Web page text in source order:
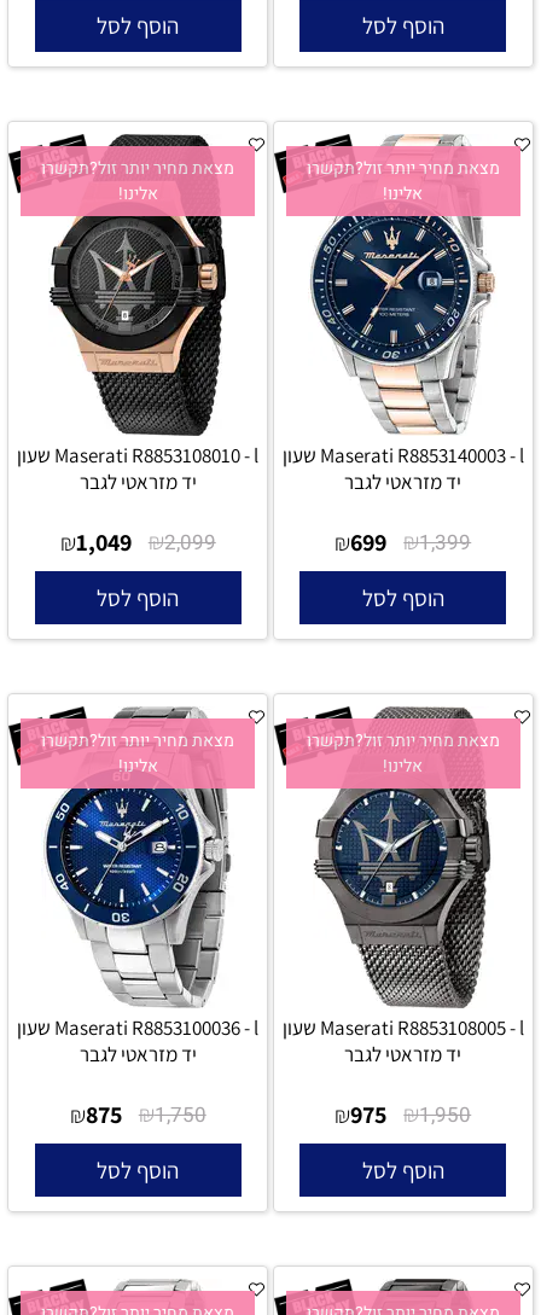
הוסף לסל הוסף לסל
מצאת מחיר יותר זול?תקשרו
אלינו!
Maserati R8853140003 - l שעון
יד מזראטי לגבר
₪1,399
₪699
הוסף לסל
מצאת מחיר יותר זול?תקשרו
אלינו!
Maserati R8853108010 - l שעון
יד מזראטי לגבר
₪2,099
₪1,049
הוסף לסל
מצאת מחיר יותר זול?תקשרו
אלינו!
Maserati R8853108005 - l שעון
יד מזראטי לגבר
₪1,950
₪975
הוסף לסל
מצאת מחיר יותר זול?תקשרו
אלינו!
Maserati R8853100036 - l שעון
יד מזראטי לגבר
₪1,750
₪875
הוסף לסל